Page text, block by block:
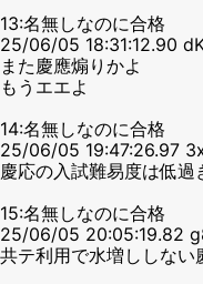
13:名無しなのに合格
25/06/05 18:31:12.90
また慶應煽りかよ
もうエエよ
14:名無しなのに合格
25/06/05 19:47:26.97
慶応の入試難易度は低
15:名無しなのに合格
25/06/05 20:05:19.82
共テ利用で水増ししない